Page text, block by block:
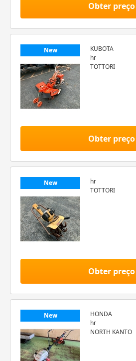
Obter preço
New
KUBOTA
hr
TOTTORI
Obter preço
New
hr
TOTTORI
Obter preço
New
HONDA
hr
NORTH KANTO